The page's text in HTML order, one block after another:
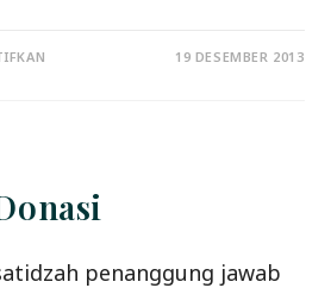
19 DESEMBER 2013
penanggung jawab